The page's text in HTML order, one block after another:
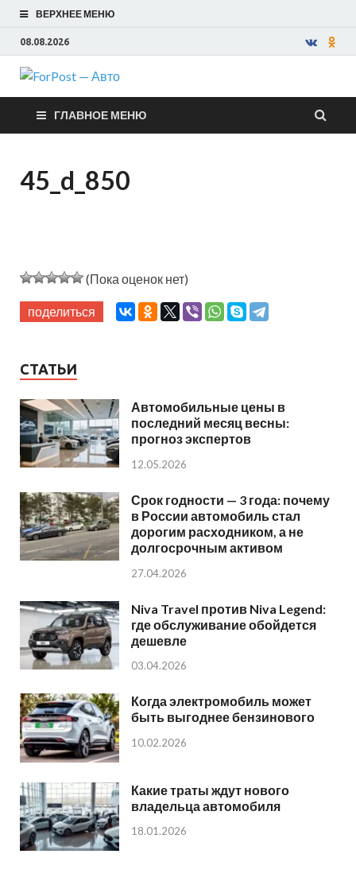
ВЕРХНЕЕ МЕНЮ
08.08.2026
ForPost —
Авто
ГЛАВНОЕ МЕНЮ
45_d_850
(Пока оценок нет)
поделиться
СТАТЬИ
Автомобильные цены в
последний месяц весны:
прогноз экспертов
12.05.2026
Срок годности — 3 года: почему
в России автомобиль стал
дорогим расходником, а не
долгосрочным активом
27.04.2026
Niva Travel против Niva Legend:
где обслуживание обойдется
дешевле
03.04.2026
Когда электромобиль может
быть выгоднее бензинового
10.02.2026
Какие траты ждут нового
владельца автомобиля
18.01.2026